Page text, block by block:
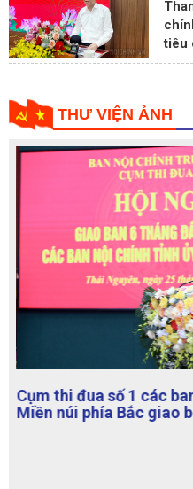
tiêu
THƯ VIỆN ẢNH
Cụm thi đua số 1 các
Miền núi phía Bắc giao